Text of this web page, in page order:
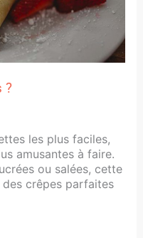
?
les plus faciles,
amusantes à faire.
ou salées, cette
crêpes parfaites